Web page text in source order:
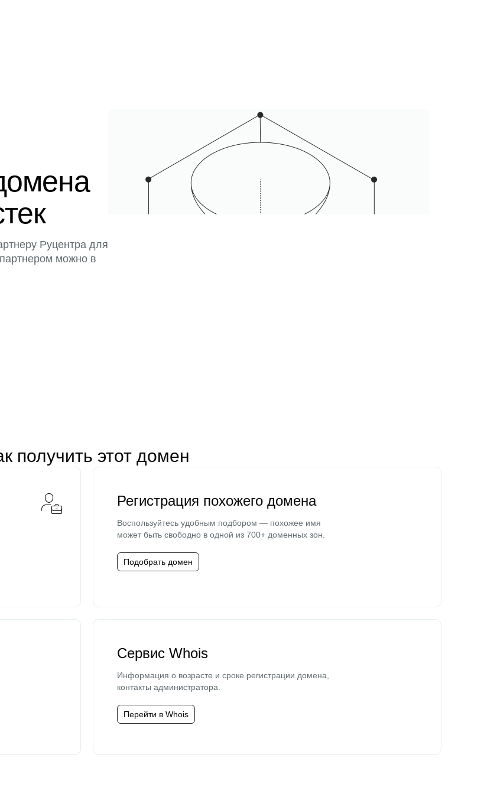
Руцентра для
можно в
получить этот домен
Регистрация похожего домена
Воспользуйтесь удобным подбором — похожее имя
может быть свободно в одной из 700+ доменных зон.
Подобрать домен
Сервис Whois
Информация о возрасте и сроке регистрации домена,
контакты администратора.
Перейти в Whois